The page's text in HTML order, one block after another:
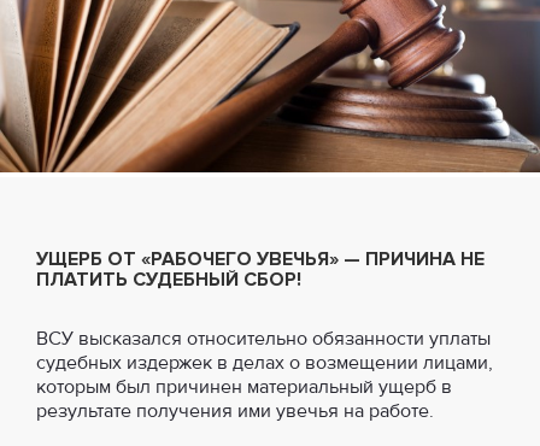
УЩЕРБ ОТ «РАБОЧЕГО УВЕЧЬЯ» — ПРИЧИНА НЕ
ПЛАТИТЬ СУДЕБНЫЙ СБОР!
ВСУ высказался относительно обязанности уплаты
судебных издержек в делах о возмещении лицами,
которым был причинен материальный ущерб в
результате получения ими увечья на работе.